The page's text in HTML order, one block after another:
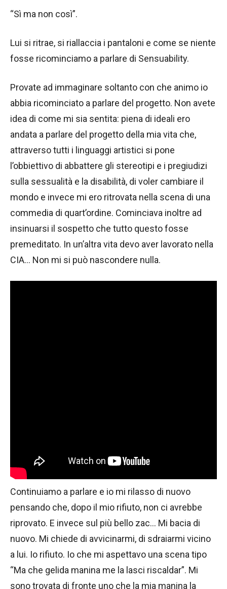
“Sì ma non così”.
Lui si ritrae, si riallaccia i pantaloni e come se niente
fosse ricominciamo a parlare di Sensuability.
Provate ad immaginare soltanto con che animo io
abbia ricominciato a parlare del progetto. Non avete
idea di come mi sia sentita: piena di ideali ero
andata a parlare del progetto della mia vita che,
attraverso tutti i linguaggi artistici si pone
l’obbiettivo di abbattere gli stereotipi e i pregiudizi
sulla sessualità e la disabilità, di voler cambiare il
mondo e invece mi ero ritrovata nella scena di una
commedia di quart’ordine. Cominciava inoltre ad
insinuarsi il sospetto che tutto questo fosse
premeditato. In un’altra vita devo aver lavorato nella
CIA… Non mi si può nascondere nulla.
Continuiamo a parlare e io mi rilasso di nuovo
pensando che, dopo il mio rifiuto, non ci avrebbe
riprovato. E invece sul più bello zac… Mi bacia di
nuovo. Mi chiede di avvicinarmi, di sdraiarmi vicino
a lui. Io rifiuto. Io che mi aspettavo una scena tipo
“Ma che gelida manina me la lasci riscaldar”. Mi
sono trovata di fronte uno che la mia manina la